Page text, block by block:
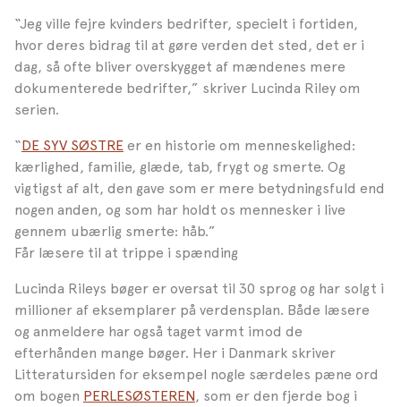
“Jeg ville fejre kvinders bedrifter, specielt i fortiden,
hvor deres bidrag til at gøre verden det sted, det er i
dag, så ofte bliver overskygget af mændenes mere
dokumenterede bedrifter,” skriver Lucinda Riley om
serien.
“DE SYV SØSTRE er en historie om menneskelighed:
kærlighed, familie, glæde, tab, frygt og smerte. Og
vigtigst af alt, den gave som er mere betydningsfuld end
nogen anden, og som har holdt os mennesker i live
gennem ubærlig smerte: håb.”
Får læsere til at trippe i spænding
Lucinda Rileys bøger er oversat til 30 sprog og har solgt i
millioner af eksemplarer på verdensplan. Både læsere
og anmeldere har også taget varmt imod de
efterhånden mange bøger. Her i Danmark skriver
Litteratursiden for eksempel nogle særdeles pæne ord
om bogen PERLESØSTEREN, som er den fjerde bog i